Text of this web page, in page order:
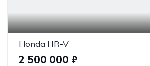
Honda HR-V
2 500 000 ₽